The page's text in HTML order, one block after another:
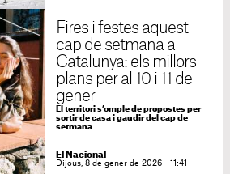
Fires i festes aquest
cap de setmana a
Catalunya: els millors
plans per al 10 i 11 de
gener
El territori s’omple de propostes per
sortir de casa i gaudir del cap de
setmana
El Nacional
Dijous, 8 de gener de 2026 - 11:41